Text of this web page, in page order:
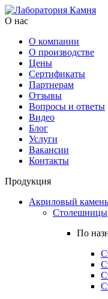
О нас
О компании
О производстве
Цены
Cертификаты
Партнерам
Отзывы
Вопросы и ответы
Видео
Блог
Услуги
Вакансии
Контакты
Продукция
Акриловый камень
Столешницы
По